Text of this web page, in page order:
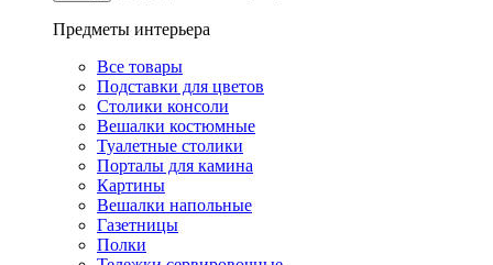
Предметы интерьера
Все товары
Подставки для цветов
Столики консоли
Вешалки костюмные
Туалетные столики
Порталы для камина
Картины
Вешалки напольные
Газетницы
Полки